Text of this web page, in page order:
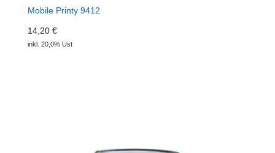
Mobile Printy 9412
14,20 €
inkl. 20,0% Ust